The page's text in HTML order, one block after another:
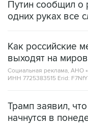
Путин сообщил о
одних руках все
Как российские
выходят на
Социальная реклама, АНО
ИНН 7725383515 Erid:
Трамп заявил,
начнутся в